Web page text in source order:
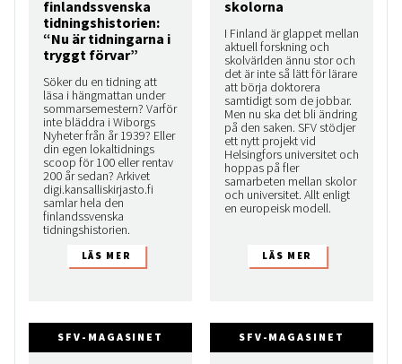
finlandssvenska
tidningshistorien:
“Nu är tidningarna i
tryggt förvar”
Söker du en tidning att
läsa i hängmattan under
sommarsemestern? Varför
inte bläddra i Wiborgs
Nyheter från år 1939? Eller
din egen lokaltidnings
scoop för 100 eller rentav
200 år sedan? Arkivet
digi.kansalliskirjasto.fi
samlar hela den
finlandssvenska
tidningshistorien.
skolorna
I Finland är glappet mellan
aktuell forskning och
skolvärlden ännu stor och
det är inte så lätt för lärare
att börja doktorera
samtidigt som de jobbar.
Men nu ska det bli ändring
på den saken. SFV stödjer
ett nytt projekt vid
Helsingfors universitet och
hoppas på fler
samarbeten mellan skolor
och universitet. Allt enligt
en europeisk modell.
SFV-MAGASINET SFV-MAGASINET